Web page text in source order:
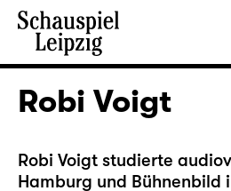
Robi Voigt
Robi Voigt studierte
Hamburg und Bühnenbild